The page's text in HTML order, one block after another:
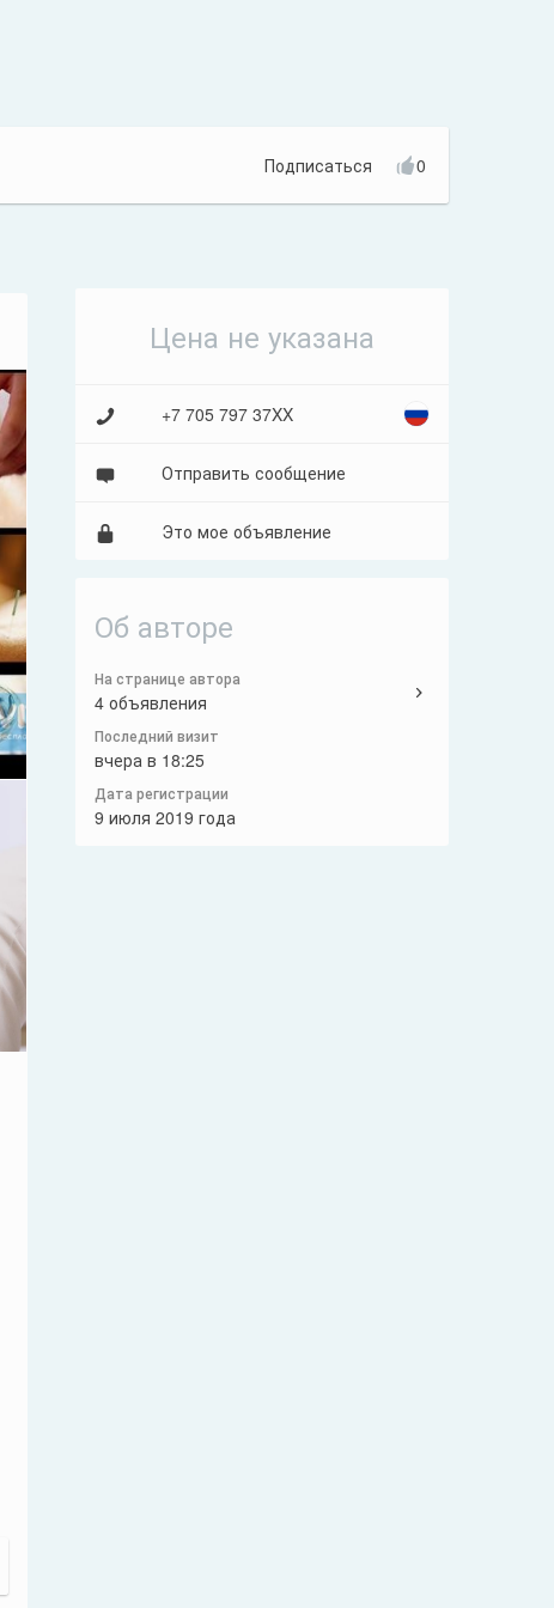
Подписаться 0
Цена не указана
+7 705 797 37XX
Отправить сообщение
Это мое объявление
Об авторе
На странице автора
4 объявления
Последний визит
вчера в 18:25
Дата регистрации
9 июля 2019 года